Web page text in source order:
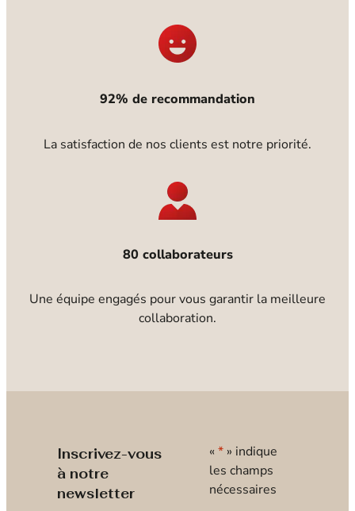
92% de recommandation
La satisfaction de nos clients est notre priorité.
80 collaborateurs
Une équipe engagés pour vous garantir la meilleure
collaboration.
Inscrivez-vous
à notre
newsletter
« * » indique
les champs
nécessaires